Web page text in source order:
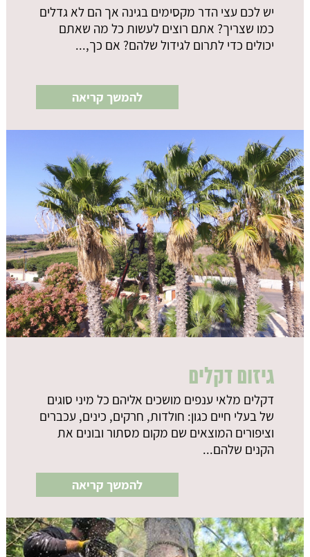
יש לכם עצי הדר מקסימים בגינה אך הם לא גדלים
כמו שצריך? אתם רוצים לעשות כל מה שאתם
יכולים כדי לתרום לגידול שלהם? אם כך,...
להמשך קריאה
גיזום דקלים
דקלים מלאי ענפים מושכים אליהם כל מיני סוגים
של בעלי חיים כגון: חולדות, חרקים, כינים, עכברים
וציפורים המוצאים שם מקום מסתור ובונים את
הקנים שלהם...
להמשך קריאה